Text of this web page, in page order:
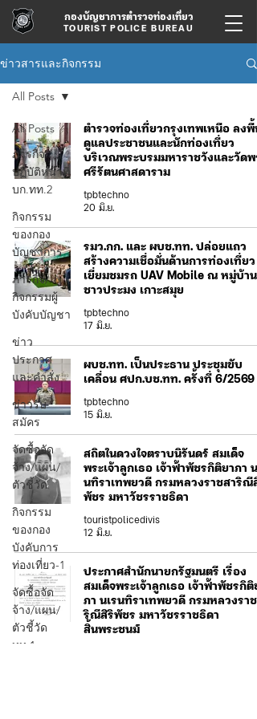
กองบัญชาการตำรวจท่องเที่ยว
TOURIST POLICE BUREAU
ข่าวสารและกิจกรรม
All Posts
ภารกิจ/
ปฏิบัติหน้าที่
บก.ทท.2
กิจกรรม
ของกอง
บัญชาการ
ภารกิจ/
กิจกรรมผู้
บังคับบัญชา
ข่าว
ประกาศ
และคำสั่ง
ข่าวรับ
สมัคร
จัดซื้อจัด
จ้าง/แผน/
ตัวชี้วัด
กิจกรรม
ของกอง
บังคับการ
ท่องเที่ยว-1
จัดซื้อจัด
จ้าง/แผน/
ตัวชี้วัด
ทท.1
All Posts
ตำรวจท่องเที่ยวกรุงเทพเหนือ ลงพื้
ดูแลประชาชนและนักท่องเที่ยว
บริเวณพระบรมมหาราชวังและวัดพ
ศรีรัตนศาสดาราม
tpbtechno
20 มิ.ย.
รมว.กก. และ ผบช.ทท. ปล่อยแถว
สร้างความเชื่อมั่นด้านการท่องเที่ยว
เยี่ยมชมรถ UAV Mobile ณ หมู่บ้าน
ชาวประมง เกาะสมุย
tpbtechno
17 มิ.ย.
ผบช.ทท. เป็นประธาน ประชุมขับ
เคลื่อน ศปก.บช.ทท. ครั้งที่ 6/2569
tpbtechno
15 มิ.ย.
สถิตในดวงใจตราบนิรันดร์ สมเด็จ
พระเจ้าลูกเธอ เจ้าฟ้าพัชรกิติยาภา น
นทิราเทพยวดี กรมหลวงราชสาริณีสิ
พัชร มหาวัชรราชธิดา
touristpolicedivis
12 มิ.ย.
ประกาศสำนักนายกรัฐมนตรี เรื่อง
สมเด็จพระเจ้าลูกเธอ เจ้าฟ้าพัชรกิติย
ภา นเรนทิราเทพยวดี กรมหลวงราช
ริณีสิริพัชร มหาวัชรราชธิดา
สิ้นพระชนม์